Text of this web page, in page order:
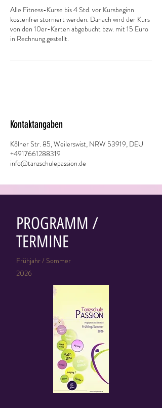
Alle Fitness-Kurse bis 4 Std. vor Kursbeginn
kostenfrei storniert werden. Danach wird der Kurs
von den 10er-Karten abgebucht bzw. mit 15 Euro
in Rechnung gestellt.
Kontaktangaben
Kölner Str. 85, Weilerswist, NRW 53919, DEU
+4917661288319
info@tanzschulepassion.de
PROGRAMM /
TERMINE
Frühjahr / Sommer
2026